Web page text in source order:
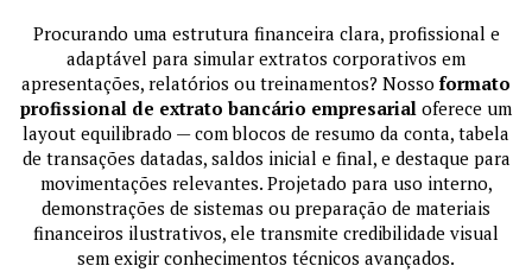
Procurando uma estrutura financeira clara, profissional e
adaptável para simular extratos corporativos em
apresentações, relatórios ou treinamentos? Nosso formato
profissional de extrato bancário empresarial oferece um
layout equilibrado — com blocos de resumo da conta, tabela
de transações datadas, saldos inicial e final, e destaque para
movimentações relevantes. Projetado para uso interno,
demonstrações de sistemas ou preparação de materiais
financeiros ilustrativos, ele transmite credibilidade visual
sem exigir conhecimentos técnicos avançados.